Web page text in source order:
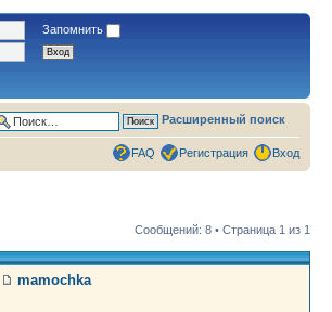
Запомнить
Расширенный поиск
FAQ Регистрация Вход
Сообщений: 8 • Страница 1 из 1
mamochka